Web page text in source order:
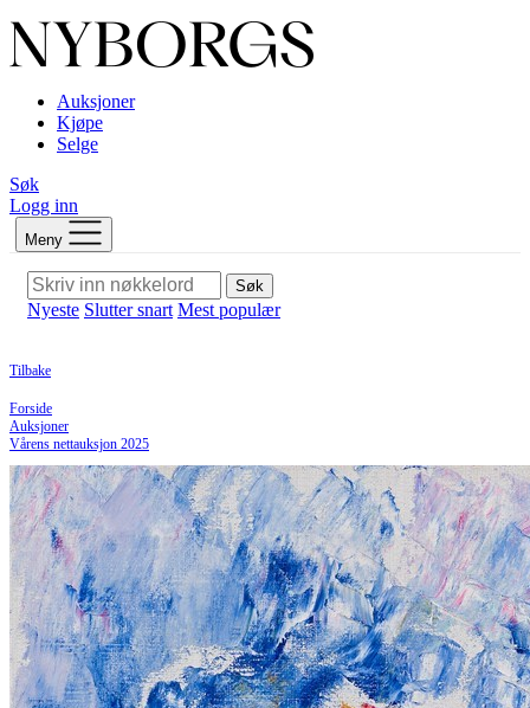
Auksjoner
Kjøpe
Selge
Søk
Logg inn
Meny
Søk
Nyeste Slutter snart Mest populær
Tilbake
Forside
Auksjoner
Vårens nettauksjon 2025